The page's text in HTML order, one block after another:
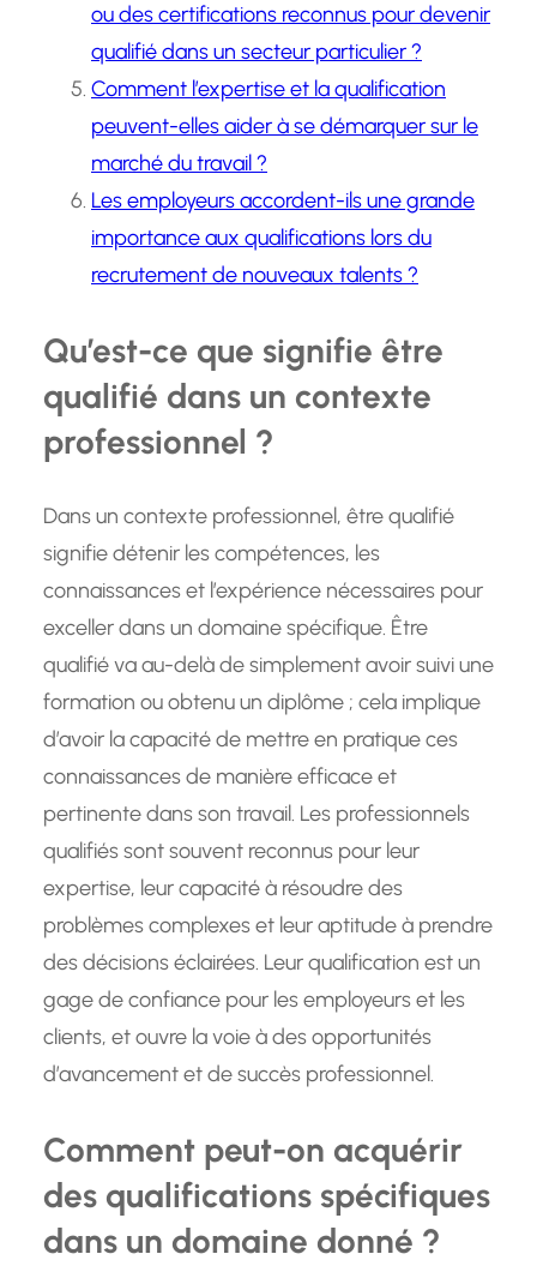
ou des certifications reconnus pour devenir
qualifié dans un secteur particulier ?
Comment l’expertise et la qualification
peuvent-elles aider à se démarquer sur le
marché du travail ?
Les employeurs accordent-ils une grande
importance aux qualifications lors du
recrutement de nouveaux talents ?
Qu’est-ce que signifie être
qualifié dans un contexte
professionnel ?
Dans un contexte professionnel, être qualifié
signifie détenir les compétences, les
connaissances et l’expérience nécessaires pour
exceller dans un domaine spécifique. Être
qualifié va au-delà de simplement avoir suivi une
formation ou obtenu un diplôme ; cela implique
d’avoir la capacité de mettre en pratique ces
connaissances de manière efficace et
pertinente dans son travail. Les professionnels
qualifiés sont souvent reconnus pour leur
expertise, leur capacité à résoudre des
problèmes complexes et leur aptitude à prendre
des décisions éclairées. Leur qualification est un
gage de confiance pour les employeurs et les
clients, et ouvre la voie à des opportunités
d’avancement et de succès professionnel.
Comment peut-on acquérir
des qualifications spécifiques
dans un domaine donné ?